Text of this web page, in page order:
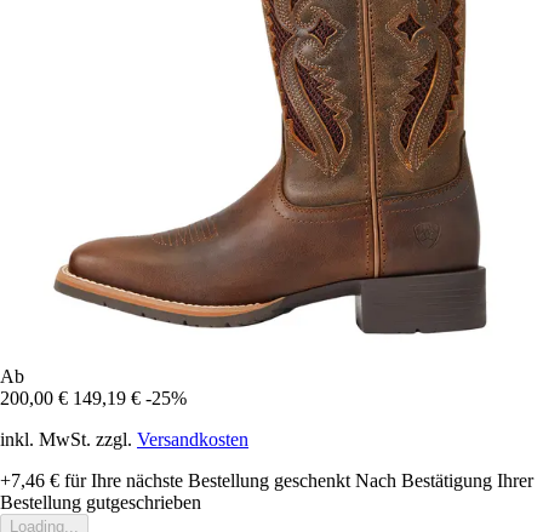
Ab
200,00 € 149,19 € -25%
inkl. MwSt. zzgl. Versandkosten
+7,46 € für Ihre nächste Bestellung geschenkt Nach Bestätigung Ihrer
Bestellung gutgeschrieben
Loading...